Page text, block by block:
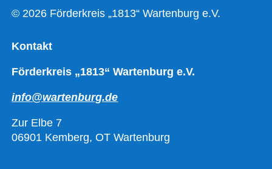
© 2026 Förderkreis „1813“ Wartenburg e.V.
Kontakt
Förderkreis „1813“ Wartenburg e.V.
info@wartenburg.de
Zur Elbe 7
06901 Kemberg, OT Wartenburg